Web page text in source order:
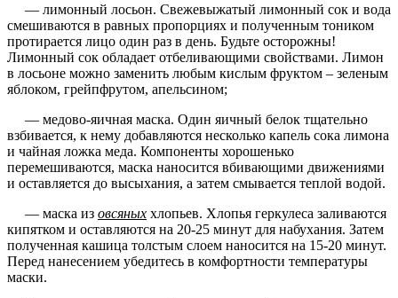
— лимонный лосьон. Свежевыжатый лимонный сок и вода
смешиваются в равных пропорциях и полученным тоником
протирается лицо один раз в день. Будьте осторожны!
Лимонный сок обладает отбеливающими свойствами. Лимон
в лосьоне можно заменить любым кислым фруктом – зеленым
яблоком, грейпфрутом, апельсином;
— медово-яичная маска. Один яичный белок тщательно
взбивается, к нему добавляются несколько капель сока лимона
и чайная ложка меда. Компоненты хорошенько
перемешиваются, маска наносится вбивающими движениями
и оставляется до высыхания, а затем смывается теплой водой.
— маска из овсяных хлопьев. Хлопья геркулеса заливаются
кипятком и оставляются на 20-25 минут для набухания. Затем
полученная кашица толстым слоем наносится на 15-20 минут.
Перед нанесением убедитесь в комфортности температуры
маски.